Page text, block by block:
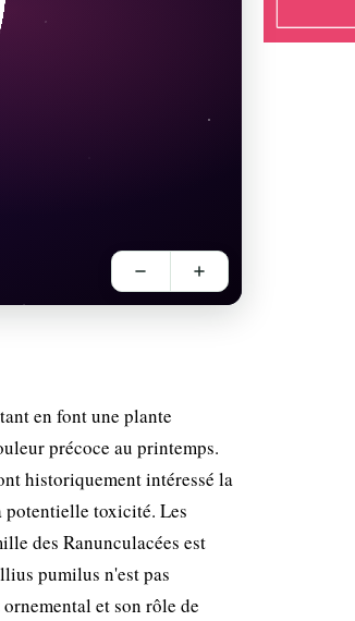
en font une plante
précoce au printemps.
historiquement intéressé la
potentielle toxicité. Les
des Ranunculacées est
pumilus n'est pas
et son rôle de